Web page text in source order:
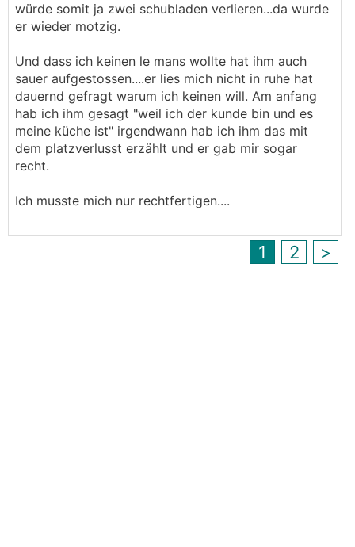
würde somit ja zwei schubladen verlieren...da wurde
er wieder motzig.
Und dass ich keinen le mans wollte hat ihm auch
sauer aufgestossen....er lies mich nicht in ruhe hat
dauernd gefragt warum ich keinen will. Am anfang
hab ich ihm gesagt "weil ich der kunde bin und es
meine küche ist" irgendwann hab ich ihm das mit
dem platzverlusst erzählt und er gab mir sogar
recht.
Ich musste mich nur rechtfertigen....
1 2 >